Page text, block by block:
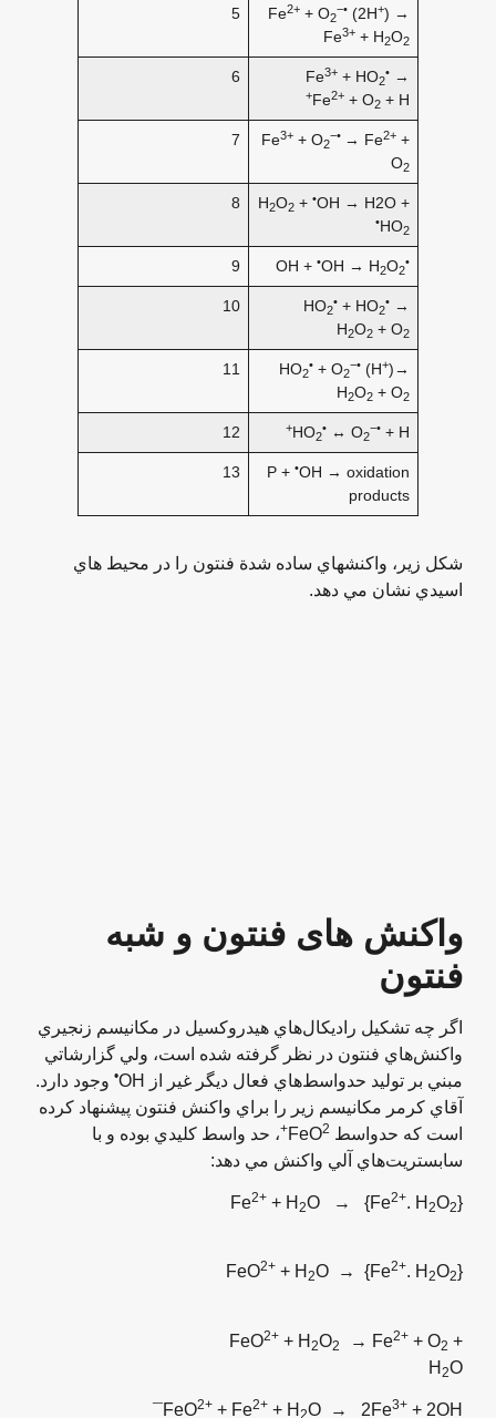
Fe2+ + O2
−• (2H+ ) →
Fe3+ + H2O2
5
Fe3+ + HO2
→
Fe2+ + O2+ H
+
6
Fe3+ + O2
−• → Fe2+ +
O2
7
H2O2+•OH → H2O +
HO2
•
8
OH +•OH → H2O2
9
HO2 + HO2
→
H2O2+ O2
10
HO2 + O2
−• (H+ )→
H2O2+ O2
11
HO2 ↔ O2
−• + H
+
12
P +•OH → oxidation
products
13
شکل زیر، واکنشهاي ساده شدة فنتون را در محيط هاي
اسيدي نشان مي دهد.
واکنش های فنتون و شبه
فنتون
اگر چه تشکيل راديکال‌هاي هيدروکسيل در مکانيسم زنجيري
واکنش‌هاي فنتون در نظر گرفته شده است، ولي گزارشاتي
مبني بر توليد حدواسط‌هاي فعال ديگر غير از OH
•وجود دارد.
آقاي کرمر مکانيسم زير را براي واکنش فنتون پيشنهاد کرده
است که حدواسط FeO 2+
، حد واسط کليدي بوده و با
سابستريت‌هاي آلي واکنش مي دهد:
Fe2+ + H2O → {Fe2+ . H2O2
}
2+ . H2O2
} → FeO
2+ + H2
O
FeO2+ + H2O2→ Fe2+ + O2+
H2O
FeO2+ + Fe2+ + H2O → 2Fe3+
+ 2OH¯